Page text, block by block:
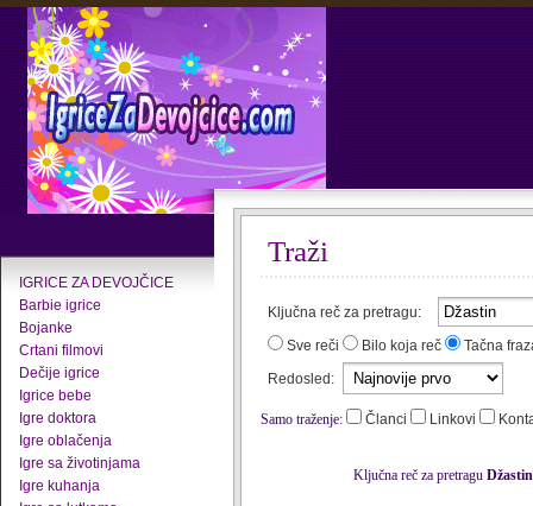
IGRICE ZA DEVOJČICE
Barbie igrice
Bojanke
Crtani filmovi
Dečije igrice
Igrice bebe
Igre doktora
Igre oblačenja
Igre sa životinjama
Igre kuhanja
Traži
Ključna reč za pretragu:
Sve reči
Bilo koja reč
Tačna
Redosled:
Samo traženje: Članci Linkovi
Ključna reč za pretragu Džastin